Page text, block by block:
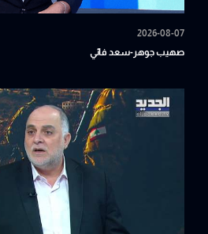
2026-08-07
صهيب جوهر-سعد فائي